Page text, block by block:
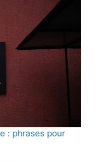
: phrases pour